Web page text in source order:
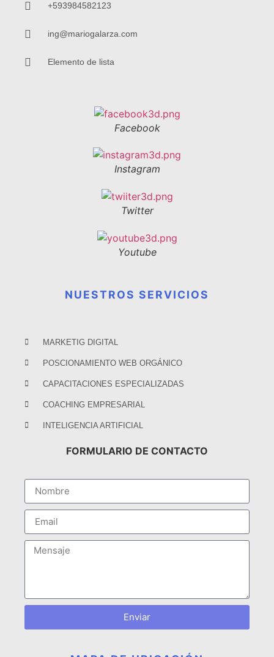
+593984582123
ing@mariogalarza.com
Elemento de lista
Facebook
Instagram
Twitter
Youtube
NUESTROS SERVICIOS
MARKETIG DIGITAL
POSCIONAMIENTO WEB ORGÁNICO
CAPACITACIONES ESPECIALIZADAS
COACHING EMPRESARIAL
INTELIGENCIA ARTIFICIAL
FORMULARIO DE CONTACTO
Enviar